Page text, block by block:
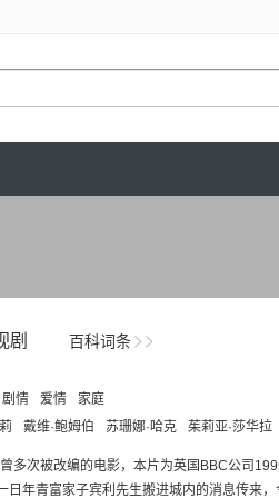
百科词条
剧
剧情 爱情
家庭
戴维·鲍姆伯 苏珊娜·哈克 茱莉亚·莎华拉
多次被改编的电影，本片为英国BBC公司
日年青富家子宾利先生搬进城内的消息传来